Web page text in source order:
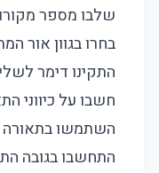
שלבו מספר
בחרו בגוון אור
התקינו דימר
חשבו על כיווני
השתמשו
התחשבו בגובה